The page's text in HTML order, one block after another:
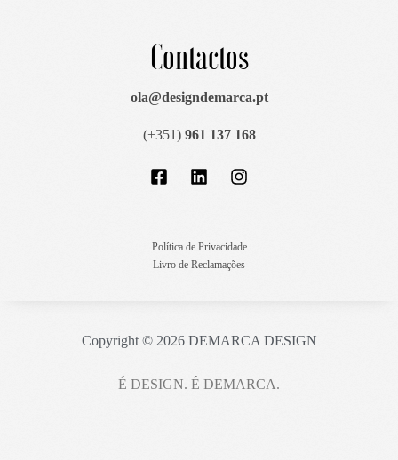
Contactos
ola@designdemarca.pt
(+351) 961 137 168
Política de Privacidade
Livro de Reclamações
Copyright © 2026 DEMARCA DESIGN
É DESIGN. É DEMARCA.